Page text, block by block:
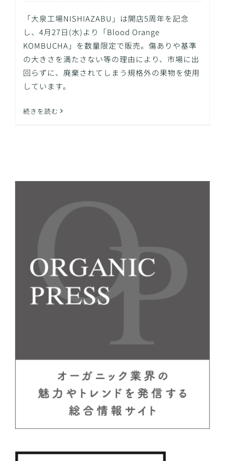
「大泉工場NISHIAZABU」は開店5周年を記念
し、4月27日(水)より「Blood Orange
KOMBUCHA」を数量限定で販売。傷ありや基準
の大きさを満たさない等の理由により、市場に出
回らずに、廃棄されてしまう規格外の果物を使用
しています。
続きを読む